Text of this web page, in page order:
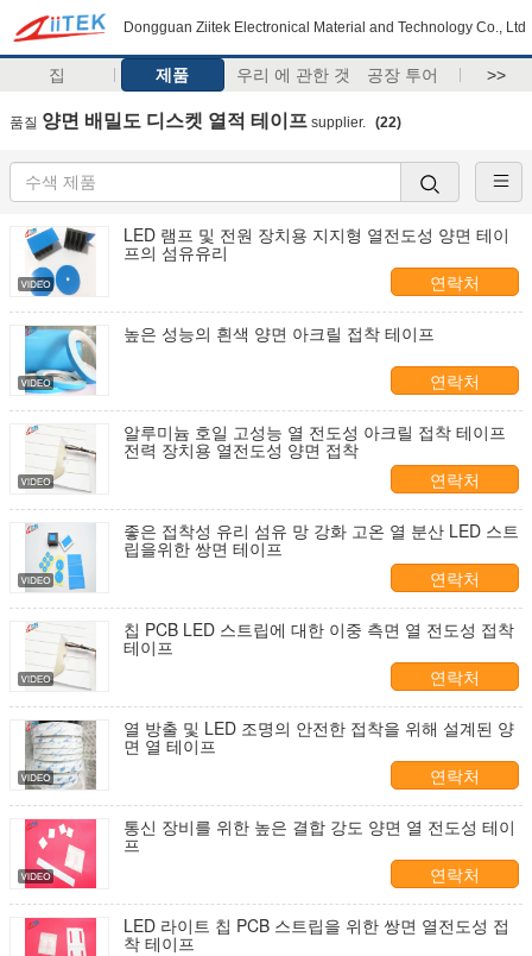
Dongguan Ziitek Electronical Material and Technology Co., Ltd
집 제품 우리 에 관한 것 공장 투어 >>
품질 양면 배밀도 디스켓 열적 테이프 supplier. (22)
LED 램프 및 전원 장치용 지지형 열전도성 양면 테이
프의 섬유유리
연락처
높은 성능의 흰색 양면 아크릴 접착 테이프
연락처
알루미늄 호일 고성능 열 전도성 아크릴 접착 테이프
전력 장치용 열전도성 양면 접착
연락처
좋은 접착성 유리 섬유 망 강화 고온 열 분산 LED 스트
립을위한 쌍면 테이프
연락처
칩 PCB LED 스트립에 대한 이중 측면 열 전도성 접착
테이프
연락처
열 방출 및 LED 조명의 안전한 접착을 위해 설계된 양
면 열 테이프
연락처
통신 장비를 위한 높은 결합 강도 양면 열 전도성 테이
프
연락처
LED 라이트 칩 PCB 스트립을 위한 쌍면 열전도성 접
착 테이프